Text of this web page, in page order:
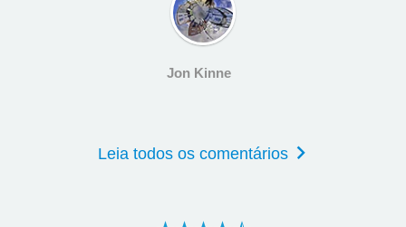
Jon Kinne
Leia todos os comentários